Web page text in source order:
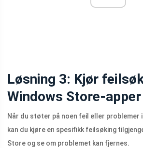
Løsning 3: Kjør
Windows Store-apper
Når du støter på noen feil eller
kan du kjøre en spesifikk feilsøking
Store og se om problemet kan fjernes.